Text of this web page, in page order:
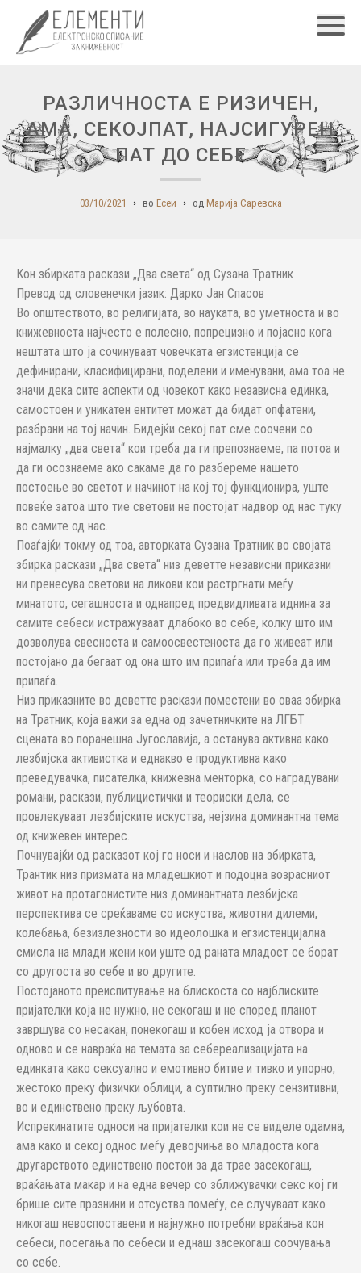
РАЗЛИЧНОСТА Е РИЗИЧЕН,
АМА, СЕКОЈПАТ, НАЈСИГУРЕН
ПАТ ДО СЕБЕ
03/10/2021 во Есеи од Марија Саревска
Кон збирката раскази „Два света“ од Сузана Тратник
Превод од словенечки јазик: Дарко Јан Спасов
Во општеството, во религијата, во науката, во уметноста и во
книжевноста најчесто е полесно, попрецизно и појасно кога
нештата што ја сочинуваат човечката егзистенција се
дефинирани, класифицирани, поделени и именувани, ама тоа не
значи дека сите аспекти од човекот како независна единка,
самостоен и уникатен ентитет можат да бидат опфатени,
разбрани на тој начин. Бидејќи секој пат сме соочени со
најмалку „два света“ кои треба да ги препознаеме, па потоа и
да ги осознаеме ако сакаме да го разбереме нашето
постоење во светот и начинот на кој тој функционира, уште
повеќе затоа што тие светови не постојат надвор од нас туку
во самите од нас.
Поаѓајќи токму од тоа, авторката Сузана Тратник во својата
збирка раскази „Два света“ низ деветте независни приказни
ни пренесува светови на ликови кои растргнати меѓу
минатото, сегашноста и однапред предвидливата иднина за
самите себеси истражуваат длабоко во себе, колку што им
дозволува свесноста и самоосвестеноста да го живеат или
постојано да бегаат од она што им припаѓа или треба да им
припаѓа.
Низ приказните во деветте раскази поместени во оваа збирка
на Тратник, која важи за една од зачетничките на ЛГБТ
сцената во поранешна Југославија, а останува активна како
лезбијска активистка и еднакво е продуктивна како
преведувачка, писателка, книжевна менторка, со наградувани
романи, раскази, публицистички и теориски дела, се
провлекуваат лезбијските искуства, нејзина доминантна тема
од книжевен интерес.
Почнувајќи од расказот кој го носи и наслов на збирката,
Трантик низ призмата на младешкиот и подоцна возрасниот
живот на протагонистите низ доминантната лезбијска
перспектива се среќаваме со искуства, животни дилеми,
колебања, безизлезности во идеолошка и егзистенцијална
смисла на млади жени кои уште од раната младост се борат
со другоста во себе и во другите.
Постојаното преиспитување на блискоста со најблиските
пријателки која не нужно, не секогаш и не според планот
завршува со несакан, понекогаш и кобен исход ја отвора и
одново и се навраќа на темата за себереализацијата на
единката како сексуално и емотивно битие и тивко и упорно,
жестоко преку физички облици, а суптилно преку сензитивни,
во и единствено преку љубовта.
Испрекинатите односи на пријателки кои не се виделе одамна,
ама како и секој однос меѓу девојчиња во младоста кога
другарството единствено постои за да трае засекогаш,
враќањата макар и на една вечер со зближувачки секс кој ги
брише сите празнини и отсуства помеѓу, се случуваат како
никогаш невоспоставени и најнужно потребни враќања кон
себеси, посегања по себеси и еднаш засекогаш соочувања
со себе.